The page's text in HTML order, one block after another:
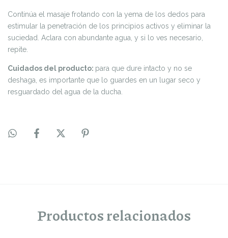
Continúa el masaje frotando con la yema de los dedos para
estimular la penetración de los principios activos y eliminar la
suciedad. Aclara con abundante agua, y si lo ves necesario,
repite.
Cuidados del producto: para que dure intacto y no se
deshaga, es importante que lo guardes en un lugar seco y
resguardado del agua de la ducha.
Productos relacionados